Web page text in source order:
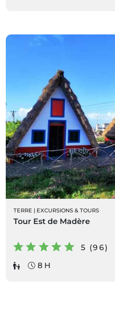
TERRE | EXCURSIONS & TOURS
Tour Est de Madère
5 (96)
8 H